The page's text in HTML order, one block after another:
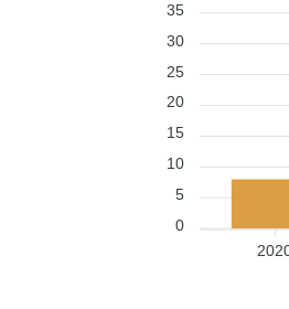
35
30
25
20
15
10
5
0